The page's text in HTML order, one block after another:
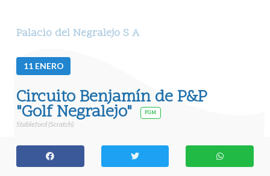
Palacio del Negralejo S A
11 ENERO
Circuito Benjamín de P&P
"Golf Negralejo" FGM
Stableford (Scratch)